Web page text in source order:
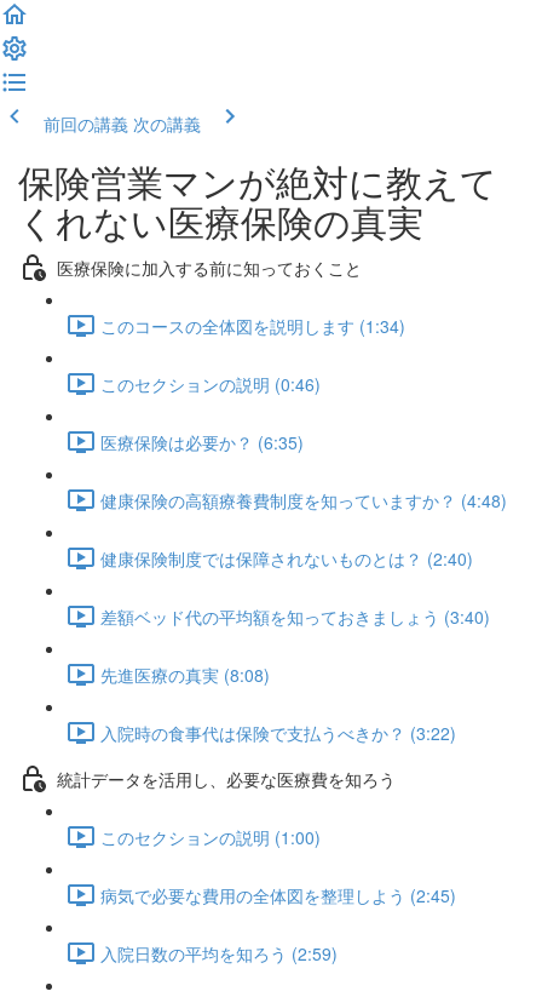
前回の講義 次の講義
保険営業マンが絶対に教えて
くれない医療保険の真実
医療保険に加入する前に知っておくこと
このコースの全体図を説明します (1:34)
このセクションの説明 (0:46)
医療保険は必要か？ (6:35)
健康保険の高額療養費制度を知っていますか？ (4:48)
健康保険制度では保障されないものとは？ (2:40)
差額ベッド代の平均額を知っておきましょう (3:40)
先進医療の真実 (8:08)
入院時の食事代は保険で支払うべきか？ (3:22)
統計データを活用し、必要な医療費を知ろう
このセクションの説明 (1:00)
病気で必要な費用の全体図を整理しよう (2:45)
入院日数の平均を知ろう (2:59)